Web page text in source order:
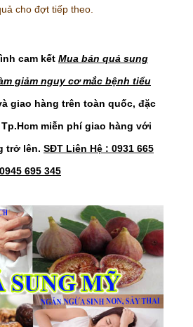
cho đợt tiếp theo.
cam kết Mua bán quả sung
giảm nguy cơ mắc bệnh tiểu
giao hàng trên toàn quốc, đặc
miễn phí giao hàng với
trở lên. SĐT Liên Hệ : 0931 665
695 345